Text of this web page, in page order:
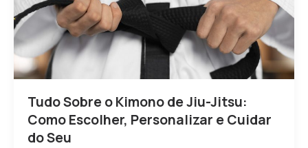
Tudo Sobre o Kimono de Jiu-Jitsu:
Como Escolher, Personalizar e Cuidar
do Seu